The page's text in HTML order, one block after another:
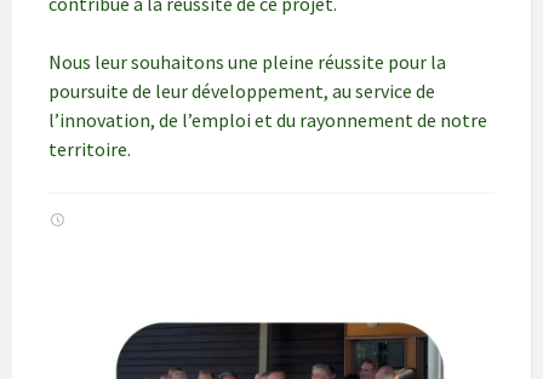
Nous leur souhaitons une pleine réussite pour la
poursuite de leur développement, au service de
l’innovation, de l’emploi et du rayonnement de notre
territoire.